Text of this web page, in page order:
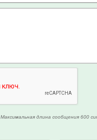
Максимальная длина сообщения 600